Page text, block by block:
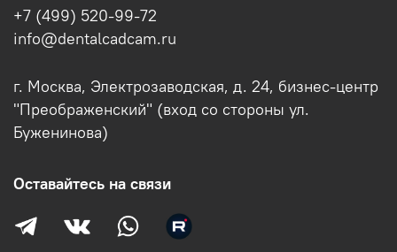
+7 (499) 520-99-72
info@dentalcadcam.ru
г. Москва, Электрозаводская, д. 24, бизнес-центр
"Преображенский" (вход со стороны ул.
Буженинова)
Оставайтесь на связи